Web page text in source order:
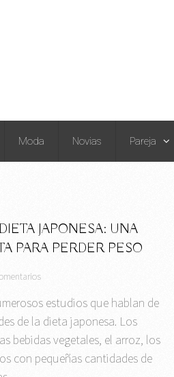
Moda Novias Pareja
JAPONESA: UNA
PARA PERDER PESO
estudios que hablan de
de la dieta japonesa. Los
bebidas vegetales, el arroz, los
con pequeñas cantidades de